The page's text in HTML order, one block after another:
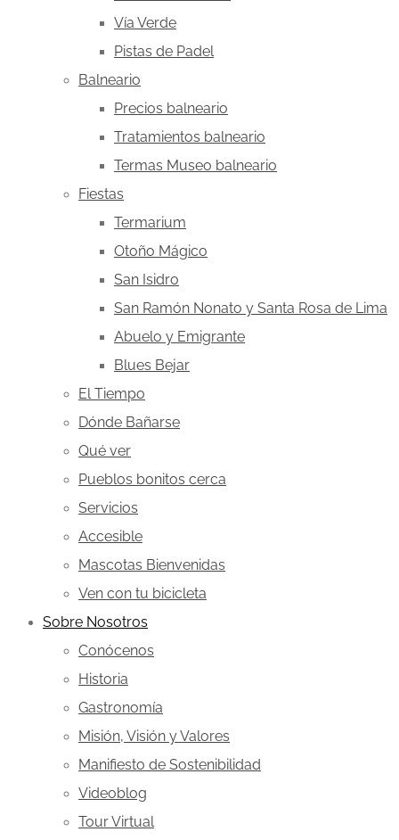
Vía Verde
Pistas de Padel
Balneario
Precios balneario
Tratamientos balneario
Termas Museo balneario
Fiestas
Termarium
Otoño Mágico
San Isidro
San Ramón Nonato y Santa Rosa de Lima
Abuelo y Emigrante
Blues Bejar
El Tiempo
Dónde Bañarse
Qué ver
Pueblos bonitos cerca
Servicios
Accesible
Mascotas Bienvenidas
Ven con tu bicicleta
Sobre Nosotros
Conócenos
Historia
Gastronomía
Misión, Visión y Valores
Manifiesto de Sostenibilidad
Videoblog
Tour Virtual